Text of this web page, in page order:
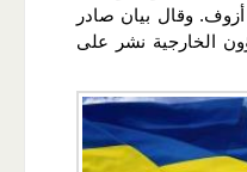
وقال بيان صادر
الخارجية نشر على